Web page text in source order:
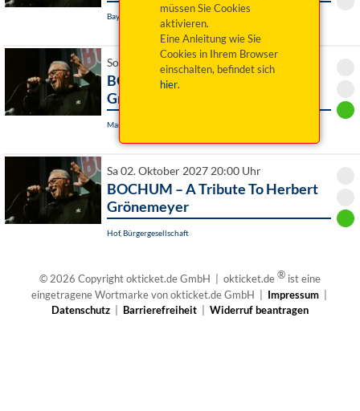
müssen Sie Cookies
aktivieren.
Eine Anleitung wie Sie
Cookies in Ihrem Browser
einschalten, befindet sich
hier.
Bayreuth, Das Zentrum
So 09. Mai 2027 19:00 Uhr
BOCHUM – A Tribute To Herbert
Grönemeyer
Marktredwitz, Stadthalle
Sa 02. Oktober 2027 20:00 Uhr
BOCHUM – A Tribute To Herbert
Grönemeyer
Hof, Bürgergesellschaft
© 2026 Copyright okticket.de GmbH | okticket.de® ist eine
eingetragene Wortmarke von okticket.de GmbH | Impressum|
Datenschutz
Barrierefreiheit Widerruf beantragen